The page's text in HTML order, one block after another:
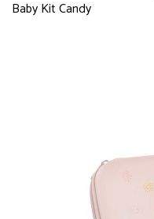
Baby Kit Candy